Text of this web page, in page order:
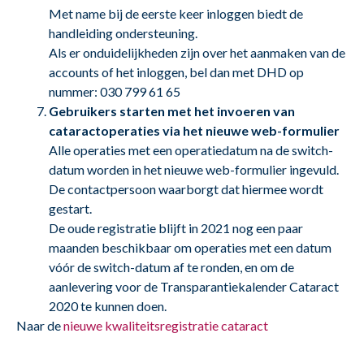
Met name bij de eerste keer inloggen biedt de
handleiding ondersteuning.
Als er onduidelijkheden zijn over het aanmaken van de
accounts of het inloggen, bel dan met DHD op
nummer: 030 799 61 65
Gebruikers starten met het invoeren van
cataractoperaties via het nieuwe web-formulier
Alle operaties met een operatiedatum na de switch-
datum worden in het nieuwe web-formulier ingevuld.
De contactpersoon waarborgt dat hiermee wordt
gestart.
De oude registratie blijft in 2021 nog een paar
maanden beschikbaar om operaties met een datum
vóór de switch-datum af te ronden, en om de
aanlevering voor de Transparantiekalender Cataract
2020 te kunnen doen.
Naar denieuwe kwaliteitsregistratie cataract